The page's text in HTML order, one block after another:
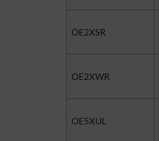
OE2XSR
OE2XWR
OE5XUL